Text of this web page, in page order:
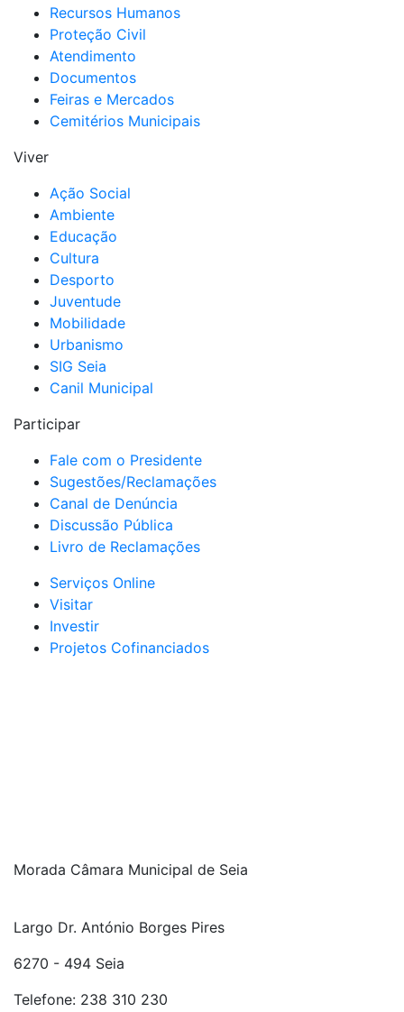
Recursos Humanos
Proteção Civil
Atendimento
Documentos
Feiras e Mercados
Cemitérios Municipais
Viver
Ação Social
Ambiente
Educação
Cultura
Desporto
Juventude
Mobilidade
Urbanismo
SIG Seia
Canil Municipal
Participar
Fale com o Presidente
Sugestões/Reclamações
Canal de Denúncia
Discussão Pública
Livro de Reclamações
Serviços Online
Visitar
Investir
Projetos Cofinanciados
Morada Câmara Municipal de Seia
Largo Dr. António Borges Pires
6270 - 494 Seia
Telefone: 238 310 230